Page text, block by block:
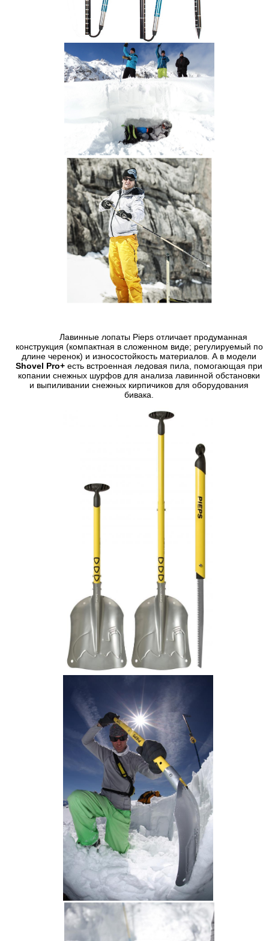
Лавинные лопаты Pieps отличает продуманная
конструкция (компактная в сложенном виде; регулируемый по
длине черенок) и износостойкость материалов. А в модели
Shovel Pro+ есть встроенная ледовая пила, помогающая при
копании снежных шурфов для анализа лавинной обстановки
и выпиливании снежных кирпичиков для оборудования
бивака.